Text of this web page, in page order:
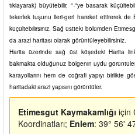
tıklayarak) büyütebilir, "-"ye basarak
tekerlek tuşunu ileri-geri hareket ettirerek de
küçültebilirsiniz. Sağ üstteki bölümden
da arazi haritası olarak görüntüleyebilirsiniz.
Harita üzerinde sağ üst köşedeki Harita
bakmakta olduğunuz bölgenin uydu
karayollarını hem de coğrafi yapıyı birlikte
haritadaki arazi yapısını görüntüler.
Etimesgut Kaymakamlığı için
Koordinatları; Enlem: 39° 56'